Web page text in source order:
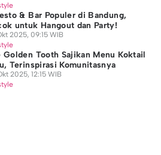
& Bar Populer di Bandung,
untuk Hangout dan Party!
2025, 09:15 WIB
Golden Tooth Sajikan Menu Koktail
Terinspirasi Komunitasnya
2025, 12:15 WIB